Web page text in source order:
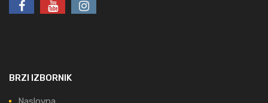
BRZI IZBORNIK